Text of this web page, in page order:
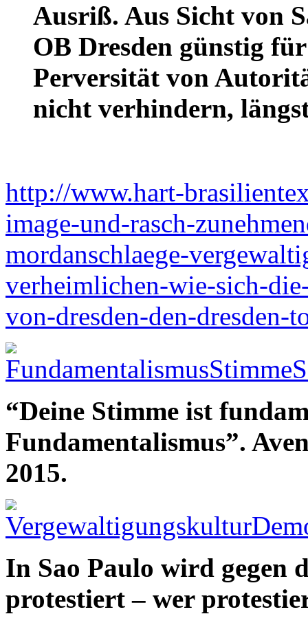
Ausriß. Aus Sicht von
OB Dresden günstig
Perversität von
nicht verhindern,
http://www.hart-
image-und-rasch-
mordanschlaege-
verheimlichen-wie-sich-
von-dresden-den-dresden-
“Deine Stimme ist
Fundamentalismus”.
2015.
In Sao Paulo wird gegen
protestiert – wer